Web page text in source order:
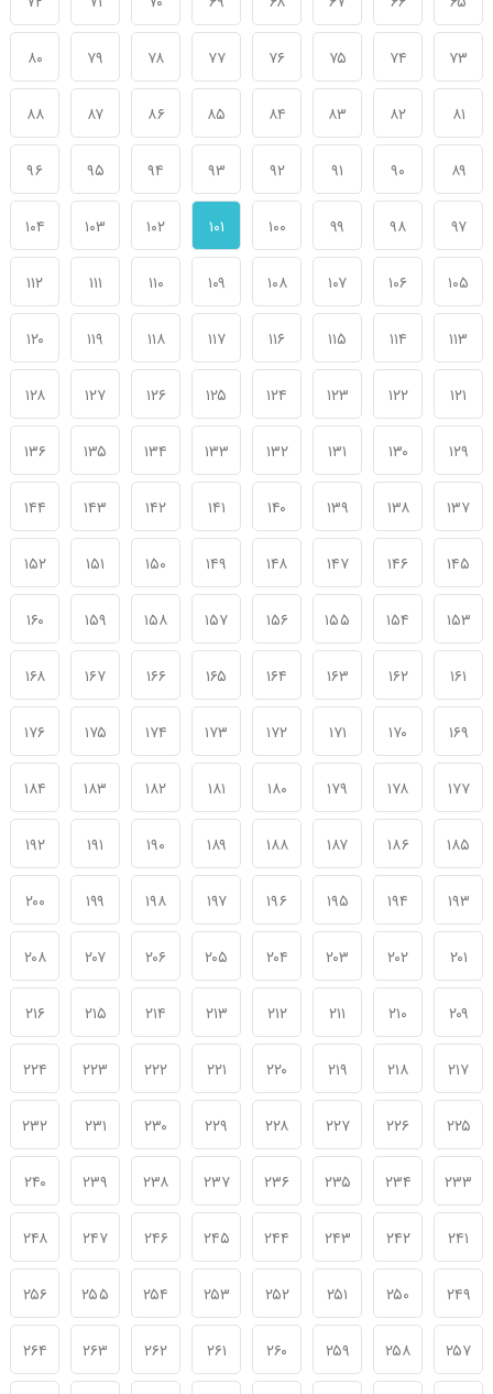
۷۳ ۷۴ ۷۵ ۷۶ ۷۷ ۷۸ ۷۹ ۸۰
۸۱ ۸۲ ۸۳ ۸۴ ۸۵ ۸۶ ۸۷ ۸۸
۸۹ ۹۰ ۹۱ ۹۲ ۹۳ ۹۴ ۹۵ ۹۶
۹۷ ۹۸ ۹۹ ۱۰۰ ۱۰۱ ۱۰۲ ۱۰۳ ۱۰۴
۱۰۵ ۱۰۶ ۱۰۷ ۱۰۸ ۱۰۹ ۱۱۰ ۱۱۱ ۱۱۲
۱۱۳ ۱۱۴ ۱۱۵ ۱۱۶ ۱۱۷ ۱۱۸ ۱۱۹ ۱۲۰
۱۲۱ ۱۲۲ ۱۲۳ ۱۲۴ ۱۲۵ ۱۲۶ ۱۲۷ ۱۲۸
۱۲۹ ۱۳۰ ۱۳۱ ۱۳۲ ۱۳۳ ۱۳۴ ۱۳۵ ۱۳۶
۱۳۷ ۱۳۸ ۱۳۹ ۱۴۰ ۱۴۱ ۱۴۲ ۱۴۳ ۱۴۴
۱۴۵ ۱۴۶ ۱۴۷ ۱۴۸ ۱۴۹ ۱۵۰ ۱۵۱ ۱۵۲
۱۵۳ ۱۵۴ ۱۵۵ ۱۵۶ ۱۵۷ ۱۵۸ ۱۵۹ ۱۶۰
۱۶۱ ۱۶۲ ۱۶۳ ۱۶۴ ۱۶۵ ۱۶۶ ۱۶۷ ۱۶۸
۱۶۹ ۱۷۰ ۱۷۱ ۱۷۲ ۱۷۳ ۱۷۴ ۱۷۵ ۱۷۶
۱۷۷ ۱۷۸ ۱۷۹ ۱۸۰ ۱۸۱ ۱۸۲ ۱۸۳ ۱۸۴
۱۸۵ ۱۸۶ ۱۸۷ ۱۸۸ ۱۸۹ ۱۹۰ ۱۹۱ ۱۹۲
۱۹۳ ۱۹۴ ۱۹۵ ۱۹۶ ۱۹۷ ۱۹۸ ۱۹۹ ۲۰۰
۲۰۱ ۲۰۲ ۲۰۳ ۲۰۴ ۲۰۵ ۲۰۶ ۲۰۷ ۲۰۸
۲۰۹ ۲۱۰ ۲۱۱ ۲۱۲ ۲۱۳ ۲۱۴ ۲۱۵ ۲۱۶
۲۱۷ ۲۱۸ ۲۱۹ ۲۲۰ ۲۲۱ ۲۲۲ ۲۲۳ ۲۲۴
۲۲۵ ۲۲۶ ۲۲۷ ۲۲۸ ۲۲۹ ۲۳۰ ۲۳۱ ۲۳۲
۲۳۳ ۲۳۴ ۲۳۵ ۲۳۶ ۲۳۷ ۲۳۸ ۲۳۹ ۲۴۰
۲۴۱ ۲۴۲ ۲۴۳ ۲۴۴ ۲۴۵ ۲۴۶ ۲۴۷ ۲۴۸
۲۴۹ ۲۵۰ ۲۵۱ ۲۵۲ ۲۵۳ ۲۵۴ ۲۵۵ ۲۵۶
۲۵۷ ۲۵۸ ۲۵۹ ۲۶۰ ۲۶۱ ۲۶۲ ۲۶۳ ۲۶۴